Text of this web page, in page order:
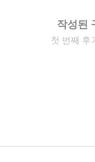
작성된
첫 번째 후